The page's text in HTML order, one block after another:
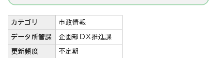
カテゴリ 市政情報
データ所管課 企画部DX推進課
更新頻度 不定期